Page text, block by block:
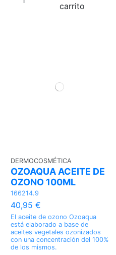
carrito
DERMOCOSMÉTICA
OZOAQUA ACEITE DE
OZONO 100ML
166214.9
40,95 €
El aceite de ozono Ozoaqua
está elaborado a base de
aceites vegetales ozonizados
con una concentración del 100%
de los mismos.